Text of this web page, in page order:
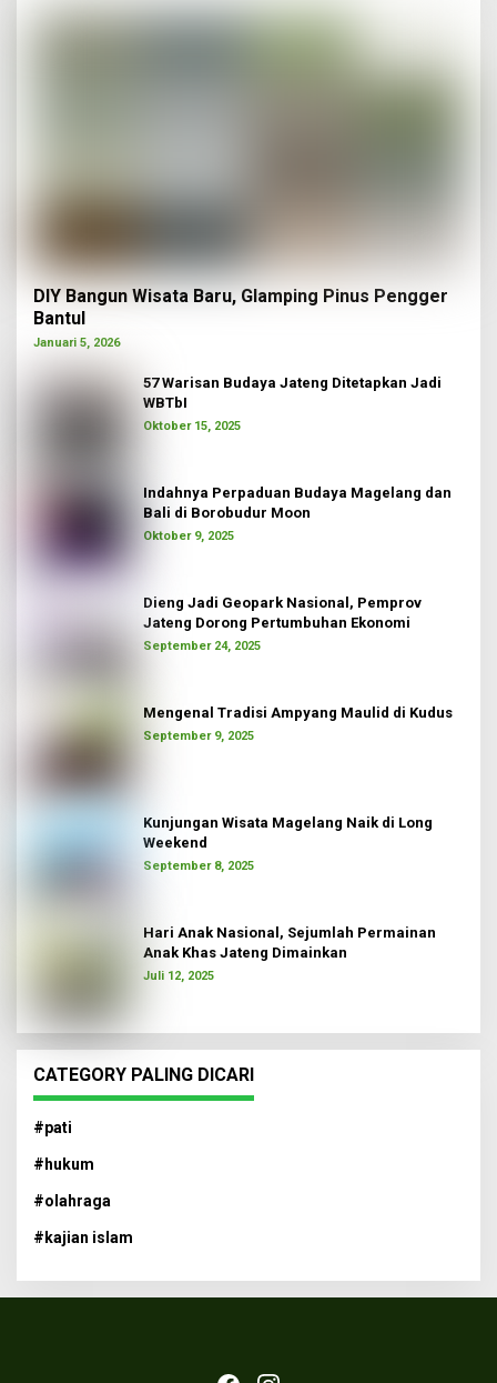
DIY Bangun Wisata Baru, Glamping Pinus Pengger
Bantul
Januari 5, 2026
57 Warisan Budaya Jateng Ditetapkan Jadi
WBTbI
Oktober 15, 2025
Indahnya Perpaduan Budaya Magelang dan
Bali di Borobudur Moon
Oktober 9, 2025
Dieng Jadi Geopark Nasional, Pemprov
Jateng Dorong Pertumbuhan Ekonomi
September 24, 2025
Mengenal Tradisi Ampyang Maulid di Kudus
September 9, 2025
Kunjungan Wisata Magelang Naik di Long
Weekend
September 8, 2025
Hari Anak Nasional, Sejumlah Permainan
Anak Khas Jateng Dimainkan
Juli 12, 2025
CATEGORY PALING DICARI
#pati
#hukum
#olahraga
#kajian islam